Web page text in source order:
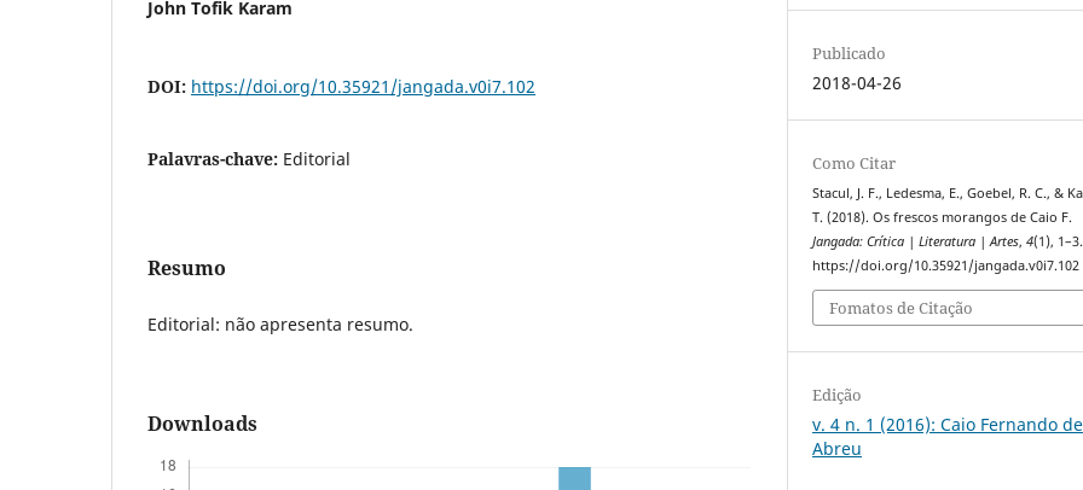
John Tofik Karam
DOI: https://doi.org/10.35921/jangada.v0i7.102
Palavras-chave: Editorial
Resumo
Editorial: não apresenta resumo.
Downloads
Publicado
2018-04-26
Como Citar
Stacul, J. F., Ledesma, E., Goebel, R. C., &
T. (2018). Os frescos morangos de Caio F.
Jangada: Crítica | Literatura | Artes,4(1), 1–3.
https://doi.org/10.35921/jangada.v0i7.102
Fomatos de Citação
Edição
v. 4 n. 1 (2016): Caio Fernando de
Abreu